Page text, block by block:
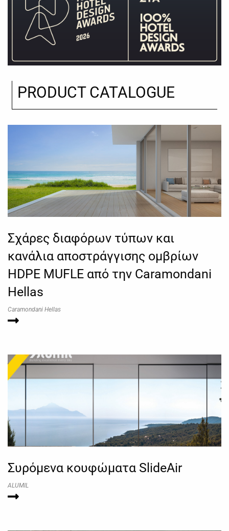
PRODUCT CATALOGUE
Σχάρες διαφόρων τύπων και
κανάλια αποστράγγισης ομβρίων
HDPE MUFLE από την Caramondani
Hellas
Caramondani Hellas
Συρόμενα κουφώματα SlideAir
ALUMIL